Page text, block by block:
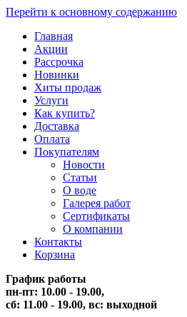
Перейти к основному содержанию
Главная
Акции
Рассрочка
Новинки
Хиты продаж
Услуги
Как купить?
Доставка
Оплата
Покупателям
Новости
Статьи
О воде
Галерея работ
Сертификаты
О компании
Контакты
Корзина
График работы
пн-пт: 10.00 - 19.00,
сб: 11.00 - 19.00, вс: выходной